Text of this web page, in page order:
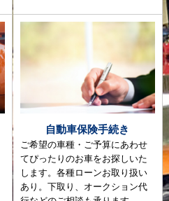
自動車保険手続き
ご希望の車種・ご予算にあわせ
てぴったりのお車をお探しいた
します。各種ローンお取り扱い
あり。下取り、オークション代